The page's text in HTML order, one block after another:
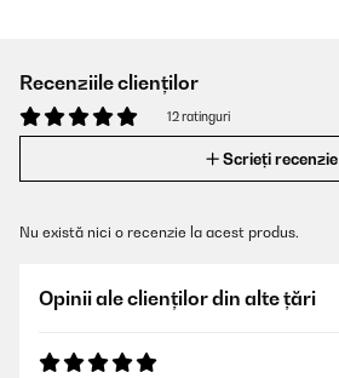
Recenziile clienților
12 ratinguri
Scrieți recenzie
Nu există nici o recenzie la acest produs.
Opinii ale clienților din alte țări